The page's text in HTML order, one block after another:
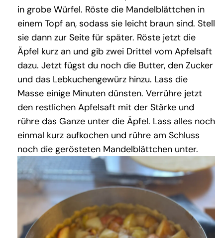
in grobe Würfel. Röste die Mandelblättchen in
einem Topf an, sodass sie leicht braun sind. Stell
sie dann zur Seite für später. Röste jetzt die
Äpfel kurz an und gib zwei Drittel vom Apfelsaft
dazu. Jetzt fügst du noch die Butter, den Zucker
und das Lebkuchengewürz hinzu. Lass die
Masse einige Minuten dünsten. Verrühre jetzt
den restlichen Apfelsaft mit der Stärke und
rühre das Ganze unter die Äpfel. Lass alles noch
einmal kurz aufkochen und rühre am Schluss
noch die gerösteten Mandelblättchen unter.